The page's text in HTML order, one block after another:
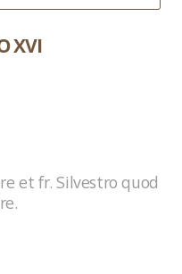
XVI
et fr. Silvestro quod